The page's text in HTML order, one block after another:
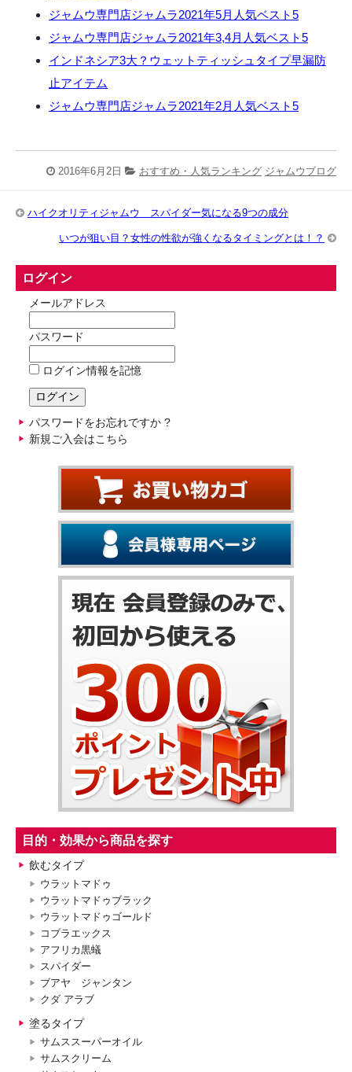
ジャムウ専門店ジャムラ2021年5月人気ベスト5
ジャムウ専門店ジャムラ2021年3,4月人気ベスト5
インドネシア3大？ウェットティッシュタイプ早漏防
止アイテム
ジャムウ専門店ジャムラ2021年2月人気ベスト5
2016年6月2日 おすすめ・人気ランキング ジャムウブログ
ハイクオリティジャムウ スパイダー気になる9つの成分
いつが狙い目？女性の性欲が強くなるタイミングとは！？
ログイン
メールアドレス
パスワード
ログイン情報を記憶
パスワードをお忘れですか ?
新規ご入会はこちら
目的・効果から商品を探す
飲むタイプ
ウラットマドゥ
ウラットマドゥブラック
ウラットマドゥゴールド
コブラエックス
アフリカ黒蟻
スパイダー
ブアヤ ジャンタン
クダ アラブ
塗るタイプ
サムススーパーオイル
サムスクリーム